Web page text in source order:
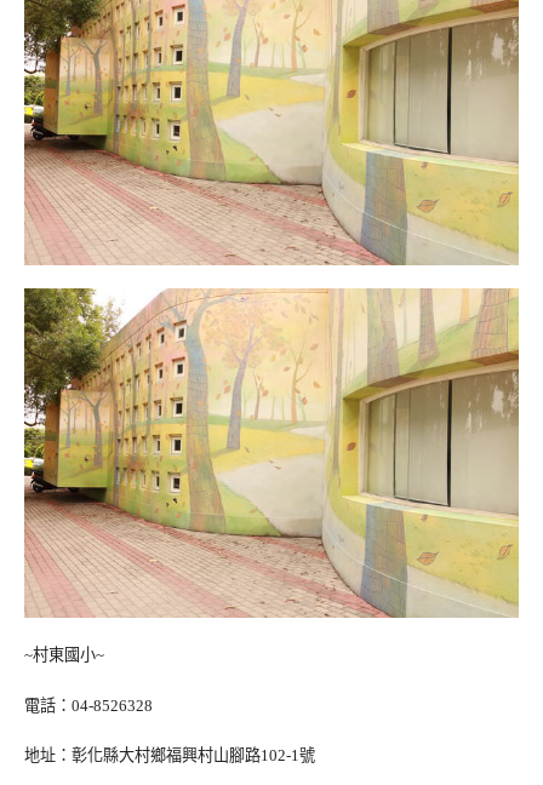
~村東國小~
電話： 04-8526328
地址： 彰化縣大村鄉福興村山腳路102-1號